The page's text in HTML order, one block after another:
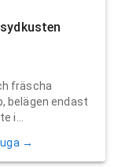
fräscha
belägen endast
i...
→